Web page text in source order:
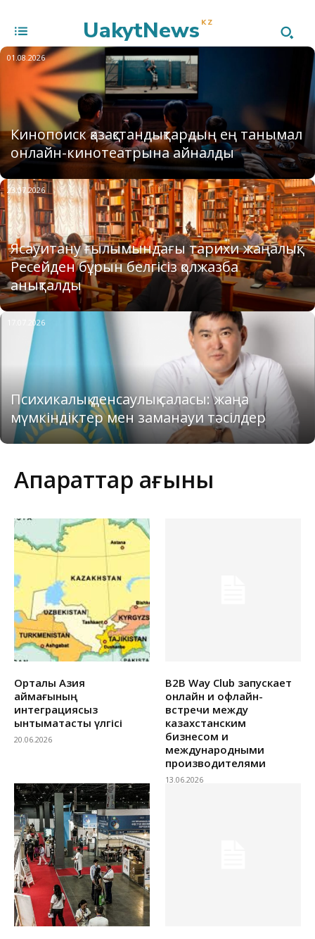
UakytNews KZ
Кинопоиск қазақстандықтардың ең танымал
онлайн-кинотеатрына айналды
01.08.2026
Ясауитану ғылымындағы тарихи жаңалық:
Ресейден бұрын белгісіз қолжазба
анықталды
23.07.2026
Психикалық денсаулық саласы: жаңа
мүмкіндіктер мен заманауи тәсілдер
17.07.2026
Ақпараттар ағыны
Орталық Азия
аймағының
интеграциясыз
ынтымақтастық үлгісі
20.06.2026
B2B Way Club запускает
онлайн и офлайн-
встречи между
казахстанским
бизнесом и
международными
производителями
13.06.2026